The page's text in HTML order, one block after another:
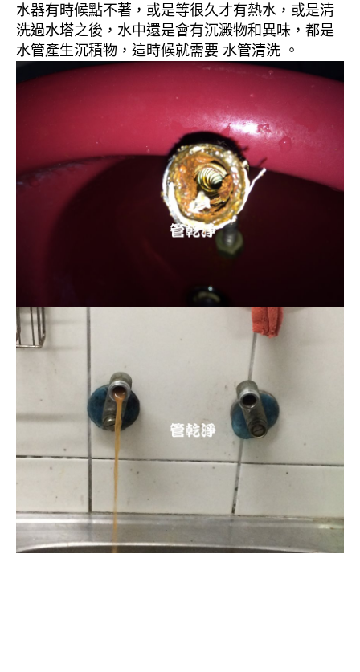
水器有時候點不著，或是等很久才有熱水，或是清
洗過水塔之後，水中還是會有沉澱物和異味，都是
水管產生沉積物，這時候就需要 水管清洗 。